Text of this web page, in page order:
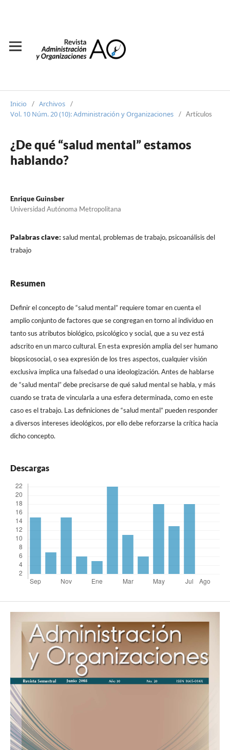
Inicio / Archivos /
Vol. 10 Núm. 20 (10): Administración y Organizaciones / Artículos
¿De qué “salud mental” estamos
hablando?
Enrique Guinsber
Universidad Autónoma Metropolitana
Palabras clave: salud mental, problemas de trabajo, psicoanálisis del
trabajo
Resumen
Definir el concepto de “salud mental” requiere tomar en cuenta el
amplio conjunto de factores que se congregan en torno al individuo en
tanto sus atributos biológico, psicológico y social, que a su vez está
adscrito en un marco cultural. En esta expresión amplia del ser humano
biopsicosocial, o sea expresión de los tres aspectos, cualquier visión
exclusiva implica una falsedad o una ideologización. Antes de hablarse
de “salud mental” debe precisarse de qué salud mental se habla, y más
cuando se trata de vincularla a una esfera determinada, como en este
caso es el trabajo. Las definiciones de “salud mental” pueden responder
a diversos intereses ideológicos, por ello debe reforzarse la crítica hacia
dicho concepto.
Descargas